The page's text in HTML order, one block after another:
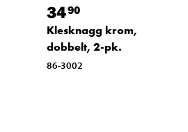
3490
Klesknagg krom,
dobbelt, 2-pk.
86-3002